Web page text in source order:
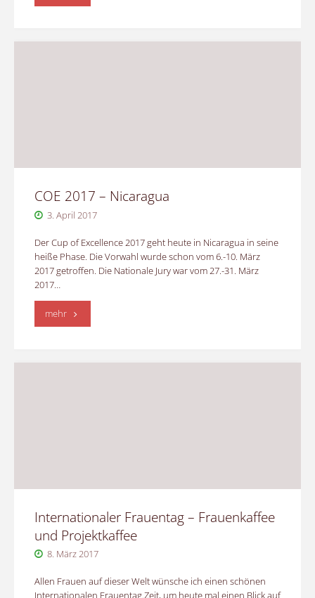
COE 2017 – Nicaragua
3. April 2017
Der Cup of Excellence 2017 geht heute in Nicaragua in seine
heiße Phase. Die Vorwahl wurde schon vom 6.-10. März
2017 getroffen. Die Nationale Jury war vom 27.-31. März
2017…
mehr"COE
–
Internationaler Frauentag – Frauenkaffee
und Projektkaffee
8. März 2017
Allen Frauen auf dieser Welt wünsche ich einen schönen
Internationalen Frauentag.Zeit, um heute mal einen Blick auf